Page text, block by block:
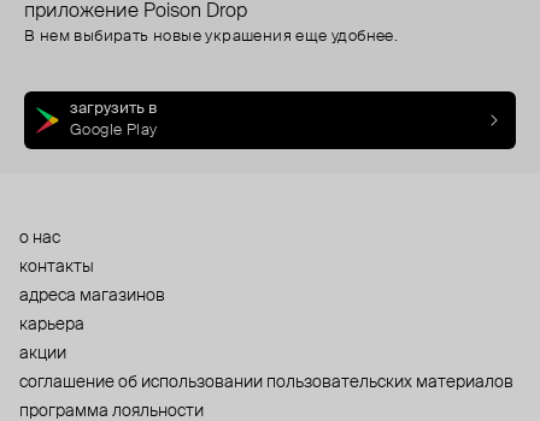
приложение Poison Drop
В нем выбирать новые украшения еще удобнее.
загрузить в
Google Play
о нас
контакты
адреса магазинов
карьера
акции
cоглашение об использовании пользовательских материалов
программа лояльности